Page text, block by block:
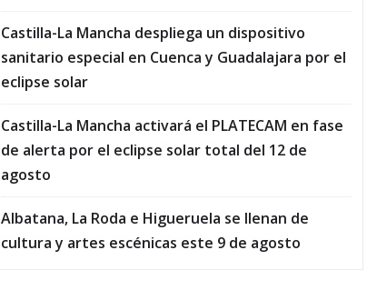
Castilla-La Mancha despliega un dispositivo
sanitario especial en Cuenca y Guadalajara por el
eclipse solar
Castilla-La Mancha activará el PLATECAM en fase
de alerta por el eclipse solar total del 12 de
agosto
Albatana, La Roda e Higueruela se llenan de
cultura y artes escénicas este 9 de agosto